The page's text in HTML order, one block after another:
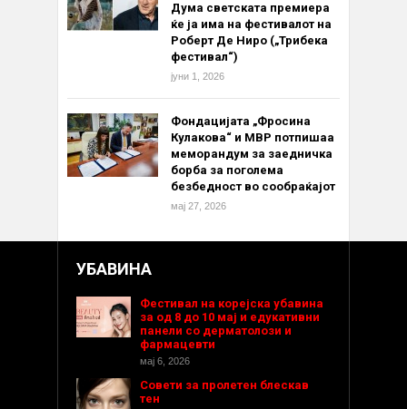
Дума светската премиера
ќе ја има на фестивалот на
Роберт Де Ниро („Трибека
фестивал“)
јуни 1, 2026
Фондацијата „Фросина
Кулакова“ и МВР потпишаа
меморандум за заедничка
борба за поголема
безбедност во сообраќајот
мај 27, 2026
УБАВИНА
Фестивал на корејска убавина
за од 8 до 10 мај и едукативни
панели со дерматолози и
фармацевти
мај 6, 2026
Совети за пролетен блескав
тен